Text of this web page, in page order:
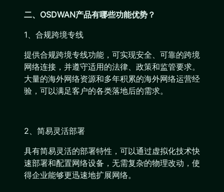
二、OSDWAN产品有哪些功能优势？
1、合规跨境专线
提供合规跨境专线功能，可实现安全、可靠的跨境
网络连接，并遵守适用的法律、政策和监管要求。
大量的海外网络资源和多年积累的海外网络运营经
验，可以满足客户的各类落地后的需求。
2、简易灵活部署
具有简易灵活的部署特性，可以通过虚拟化技术快
速部署和配置网络设备，无需复杂的物理改动，使
得企业能够更迅速地扩展网络。